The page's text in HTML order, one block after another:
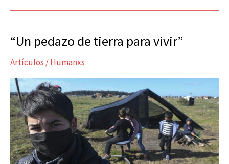
“Un pedazo de tierra para vivir”
Artículos /Humanxs
“Un
de
tierra
para
vivir”